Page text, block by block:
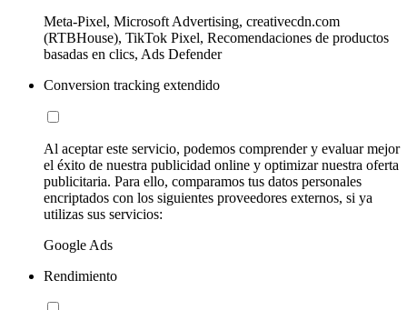
Meta-Pixel, Microsoft Advertising, creativecdn.com
(RTBHouse), TikTok Pixel, Recomendaciones de productos
basadas en clics, Ads Defender
Conversion tracking extendido
Al aceptar este servicio, podemos comprender y evaluar mejor
el éxito de nuestra publicidad online y optimizar nuestra oferta
publicitaria. Para ello, comparamos tus datos personales
encriptados con los siguientes proveedores externos, si ya
utilizas sus servicios:
Google Ads
Rendimiento